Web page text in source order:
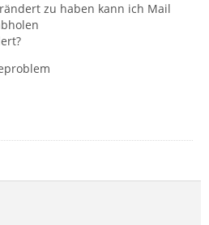
zu haben kann ich Mail